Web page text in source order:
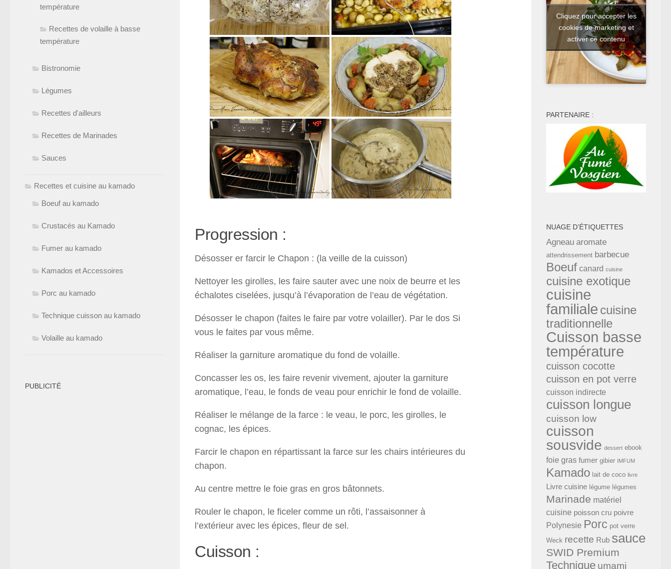
Progression :
Désosser er farcir le Chapon : (la veille de la cuisson)
Nettoyer les girolles, les faire sauter avec une noix de beurre et les
échalotes ciselées, jusqu’à l’évaporation de l’eau de végétation.
Désosser le chapon (faites le faire par votre volailler). Par le dos Si
vous le faites par vous même.
Réaliser la garniture aromatique du fond de volaille.
Concasser les os, les faire revenir vivement, ajouter la garniture
aromatique, l’eau, le fonds de veau pour enrichir le fond de volaille.
Réaliser le mélange de la farce : le veau, le porc, les girolles, le
cognac, les épices.
Farcir le chapon en répartissant la farce sur les chairs intérieures du
chapon.
Au centre mettre le foie gras en gros bâtonnets.
Rouler le chapon, le ficeler comme un rôti, l’assaisonner à
l’extérieur avec les épices, fleur de sel.
Cuisson :
température
Recettes de volaille à basse
température
Bistronomie
Légumes
Recettes d'ailleurs
Recettes de Marinades
Sauces
Recettes et cuisine au kamado
Boeuf au kamado
Crustacés au Kamado
Fumer au kamado
Kamados et Accessoires
Porc au kamado
Technique cuisson au kamado
Volaille au kamado
PUBLICITÉ
Cliquez pour accepter les
cookies de marketing et
activer ce contenu
PARTENAIRE :
NUAGE D’ÉTIQUETTES
Agneau aromate
attendrissement barbecue
Boeuf canard cuisine
cuisine exotique
cuisine
familiale cuisine
traditionnelle
Cuisson basse
température
cuisson cocotte
cuisson en pot verre
cuisson indirecte
cuisson longue
cuisson low
cuisson
sousvide dessert ebook
foie gras fumer gibier IMFUM
Kamado lait de coco livre
Livre cuisine légume légumes
Marinade matériel
cuisine poisson cru poivre
Polynesie Porc pot verre
Weck recette Rub sauce
SWID Premium
Technique umami